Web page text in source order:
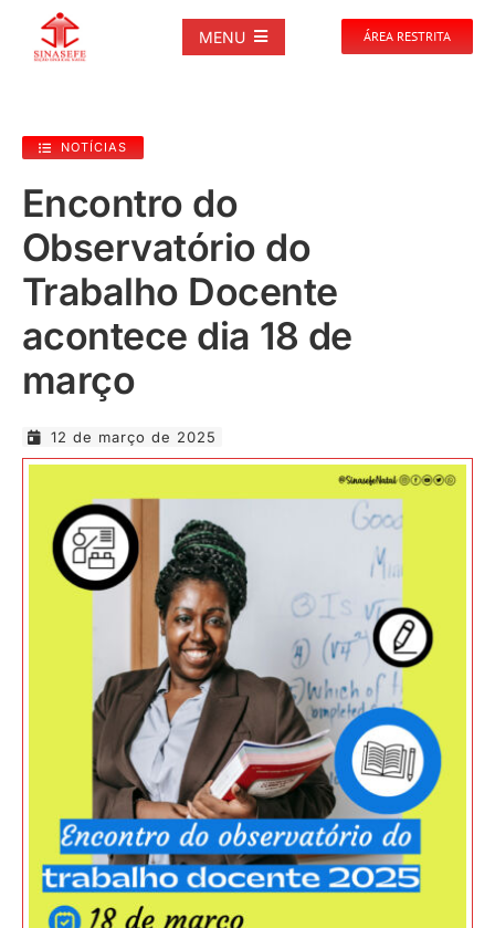
MENU
NOTÍCIAS
PUBLICAÇÕES
DOCUMENTOS
GALERIAS
EVENTOS
JURÍDICO
CONTATO
ÁREA RESTRITA
NOTÍCIAS
Encontro do
Observatório do
Trabalho Docente
acontece dia 18 de
março
12 de março de 2025